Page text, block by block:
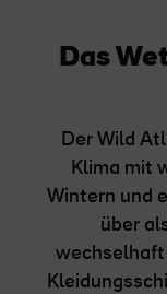
Das
Der Wild
Klima mit
Wintern und
über
wechselhaft